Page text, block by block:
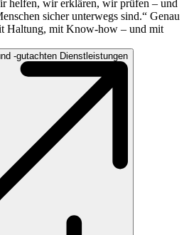
helfen, wir erklären, wir prüfen – und
sicher unterwegs sind.“ Genau
Haltung, mit Know-how – und mit
-gutachten Dienstleistungen